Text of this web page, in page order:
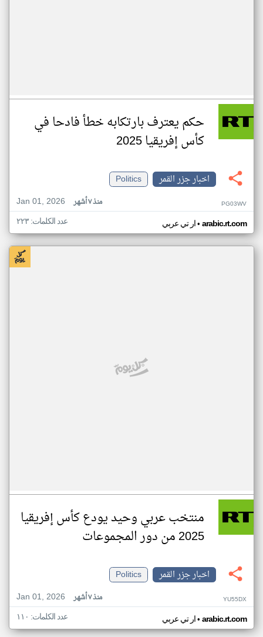
حكم يعترف بارتكابه خطأ فادحا في
كأس إفريقيا 2025
اخبار جزر القمر
Politics
Jan 01, 2026
منذ ٧ أشهر PG03WV
ار تي عربي• arabic.rt.com عدد الكلمات: ٢٢٣
منتخب عربي وحيد يودع كأس إفريقيا
2025 من دور المجموعات
اخبار جزر القمر
Politics
Jan 01, 2026
منذ ٧ أشهر YU55DX
ار تي عربي• arabic.rt.com عدد الكلمات: ١١٠